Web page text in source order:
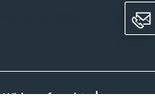
Widerrufsrecht